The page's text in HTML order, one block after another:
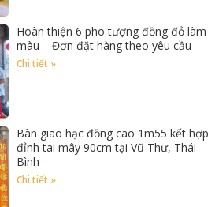
Hoàn thiện 6 pho tượng đồng đỏ làm
màu – Đơn đặt hàng theo yêu cầu
Chi tiết »
Bàn giao hạc đồng cao 1m55 kết hợp
đỉnh tai mây 90cm tại Vũ Thư, Thái
Bình
Chi tiết »